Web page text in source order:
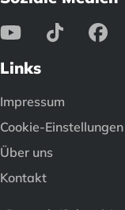
Links
Impressum
Cookie-Einstellungen
Über uns
Kontakt